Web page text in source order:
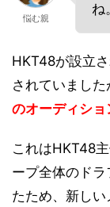
悩む親
ね。
HKT48が設立
されていまし
のオーディシ
これはHKT48
ープ全体のド
たため、新し